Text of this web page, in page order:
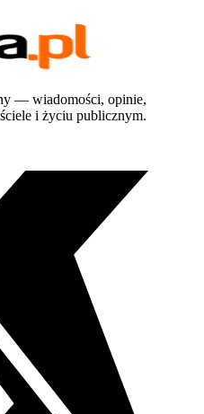
— wiadomości, opinie,
i życiu publicznym.